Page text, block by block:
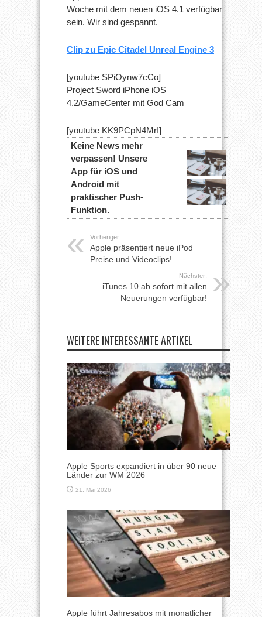
Woche mit dem neuen iOS 4.1 verfügbar
sein. Wir sind gespannt.
Clip zu Epic Citadel Unreal Engine 3
[youtube SPiOynw7cCo]
Project Sword iPhone iOS
4.2/GameCenter mit God Cam
[youtube KK9PCpN4MrI]
Keine News mehr
verpassen! Unsere
App für iOS und
Android mit
praktischer Push-
Funktion.
Vorheriger:
Apple präsentiert neue iPod
Preise und Videoclips!
Nächster:
iTunes 10 ab sofort mit allen
Neuerungen verfügbar!
WEITERE INTERESSANTE ARTIKEL
Apple Sports expandiert in über 90 neue
Länder zur WM 2026
21. Mai 2026
Apple führt Jahresabos mit monatlicher